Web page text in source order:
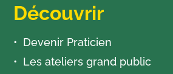
Découvrir
Devenir Praticien
Les ateliers grand public